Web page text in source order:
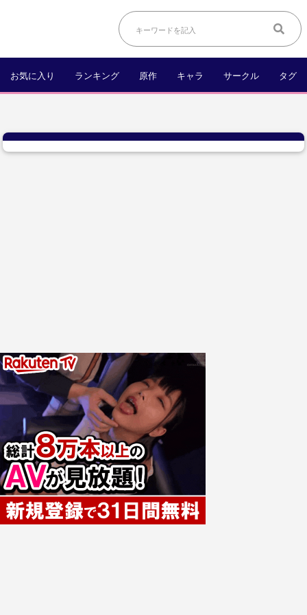
お気に入り ランキング 原作 キャラ サークル タグ